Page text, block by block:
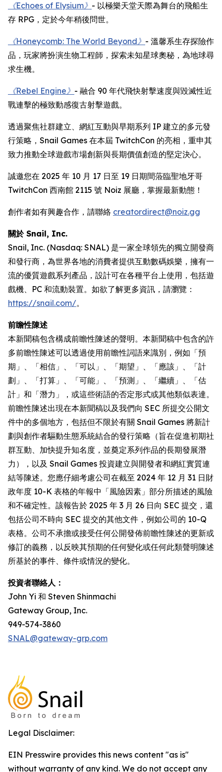
《Echoes of Elysium》 - 以極樂天堂天際為舞台的飛船生
存 RPG，定於今年稍後問世。
《Honeycomb: The World Beyond》 - 溫馨系生存探險作
品，玩家將扮演生物工程師，探索未知星球奧秘，為地球尋
求生機。
《Rebel Engine》 - 融合 90 年代飛快射擊速度與毀滅性近
戰連擊的極致動感復古射擊遊戲。
透過聚焦社群建立、網紅互動與早期系列 IP 建立的多元發
行策略，Snail Games 在本屆 TwitchCon 的亮相，重申其
致力推動全球遊戲市場創新與長期價值創造的堅定決心。
誠邀您在 2025 年 10 月 17 日至 19 日期間蒞臨聖地牙哥
TwitchCon 西南館 2115 號 Noiz 展廳，掌握最新動態！
創作者如有興趣合作，請聯絡 creatordirect@noiz.gg
關於 Snail, Inc.
Snail, Inc. (Nasdaq: SNAL) 是一家全球領先的獨立開發商
和發行商，為世界各地的消費者提供互動數碼娛樂，擁有一
流的優質遊戲系列產品，設計可在各種平台上使用，包括遊
戲機、PC 和流動裝置。如欲了解更多資訊，請瀏覽：
https://snail.com/。
前瞻性陳述
本新聞稿包含構成前瞻性陳述的聲明。本新聞稿中包含的許
多前瞻性陳述可以透過使用前瞻性詞語來識別，例如「預
期」、「相信」、「可以」、「期望」、「應該」、「計
劃」、「打算」、「可能」、「預測」、「繼續」、「估
計」和「潛力」，或這些術語的否定形式或其他類似表達。
前瞻性陳述出現在本新聞稿以及我們向 SEC 所提交公開文
件中的多個地方，包括但不限於有關 Snail Games 將新計
劃與創作者驅動生態系統結合的發行策略（旨在促進初期社
群互動、加快提升知名度，並奠定系列作品的長期發展潛
力），以及 Snail Games 投資建立與開發者和網紅實質連
結等陳述。您應仔細考慮公司在截至 2024 年 12 月 31 日財
政年度 10-K 表格的年報中「風險因素」部分所描述的風險
和不確定性。該報告於 2025 年 3 月 26 日向 SEC 提交，還
包括公司不時向 SEC 提交的其他文件，例如公司的 10-Q
表格。公司不承擔或接受任何公開發佈前瞻性陳述的更新或
修訂的義務，以反映其預期的任何變化或任何此類聲明陳述
所基於的事件、條件或情況的變化。
投資者聯絡人：
John Yi 和 Steven Shinmachi
Gateway Group, Inc.
949-574-3860
SNAL@gateway-grp.com
Legal Disclaimer:
EIN Presswire provides this news content "as is"
without warranty of any kind. We do not accept any